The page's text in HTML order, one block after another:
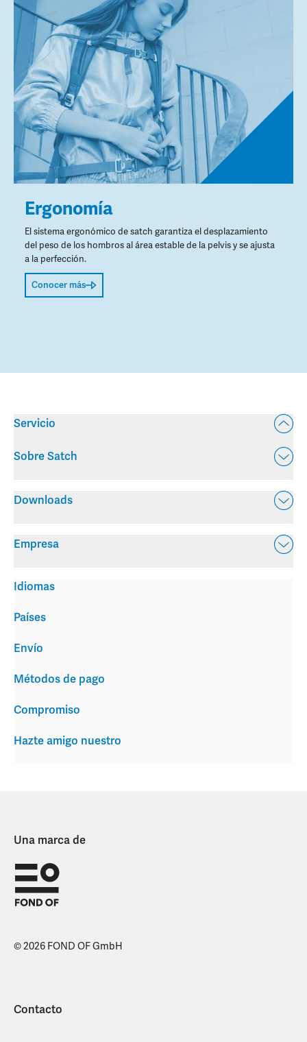
Ergonomía
El sistema ergonómico de satch garantiza el desplazamiento
del peso de los hombros al área estable de la pelvis y se ajusta
a la perfección.
Conocer más
Servicio
Sobre Satch
Downloads
Empresa
Envío
Métodos de pago
Compromiso
Hazte amigo nuestro
Idiomas
Países
Una marca de
© 2026 FOND OF GmbH
Contacto